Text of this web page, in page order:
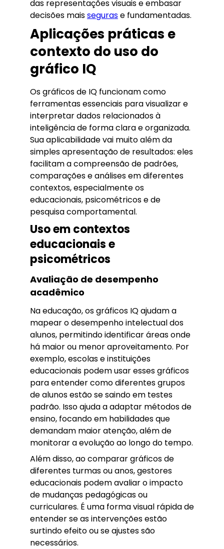
das representações visuais e embasar
decisões maissegurase fundamentadas.
Aplicações práticas e
contexto do uso do
gráfico IQ
Os gráficos de IQ funcionam como
ferramentas essenciais para visualizar e
interpretar dados relacionados à
inteligência de forma clara e organizada.
Sua aplicabilidade vai muito além da
simples apresentação de resultados: eles
facilitam a compreensão de padrões,
comparações e análises em diferentes
contextos, especialmente os
educacionais, psicométricos e de
pesquisa comportamental.
Uso em contextos
educacionais e
psicométricos
Avaliação de desempenho
acadêmico
Na educação, os gráficos IQ ajudam a
mapear o desempenho intelectual dos
alunos, permitindo identificar áreas onde
há maior ou menor aproveitamento. Por
exemplo, escolas e instituições
educacionais podem usar esses gráficos
para entender como diferentes grupos
de alunos estão se saindo em testes
padrão. Isso ajuda a adaptar métodos de
ensino, focando em habilidades que
demandam maior atenção, além de
monitorar a evolução ao longo do tempo.
Além disso, ao comparar gráficos de
diferentes turmas ou anos, gestores
educacionais podem avaliar o impacto
de mudanças pedagógicas ou
curriculares. É uma forma visual rápida de
entender se as intervenções estão
surtindo efeito ou se ajustes são
necessários.